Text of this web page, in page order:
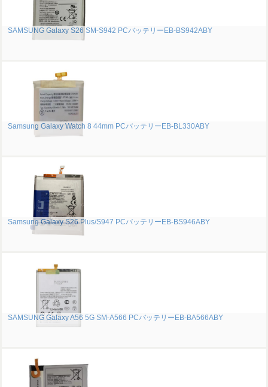
SAMSUNG Galaxy S26 SM-S942 PCバッテリーEB-BS942ABY
Samsung Galaxy Watch 8 44mm PCバッテリーEB-BL330ABY
Samsung Galaxy S26 Plus/S947 PCバッテリーEB-BS946ABY
SAMSUNG Galaxy A56 5G SM-A566 PCバッテリーEB-BA566ABY